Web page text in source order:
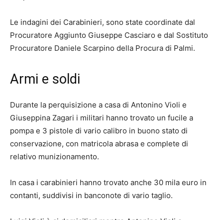
Le indagini dei Carabinieri, sono state coordinate dal
Procuratore Aggiunto Giuseppe Casciaro e dal Sostituto
Procuratore Daniele Scarpino della Procura di Palmi.
Armi e soldi
Durante la perquisizione a casa di Antonino Violi e
Giuseppina Zagari i militari hanno trovato un fucile a
pompa e 3 pistole di vario calibro in buono stato di
conservazione, con matricola abrasa e complete di
relativo munizionamento.
In casa i carabinieri hanno trovato anche 30 mila euro in
contanti, suddivisi in banconote di vario taglio.